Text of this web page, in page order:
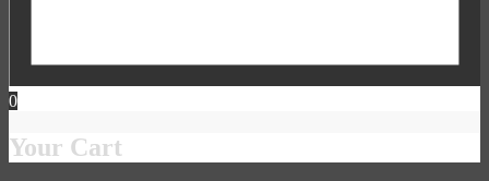
0
Your Cart